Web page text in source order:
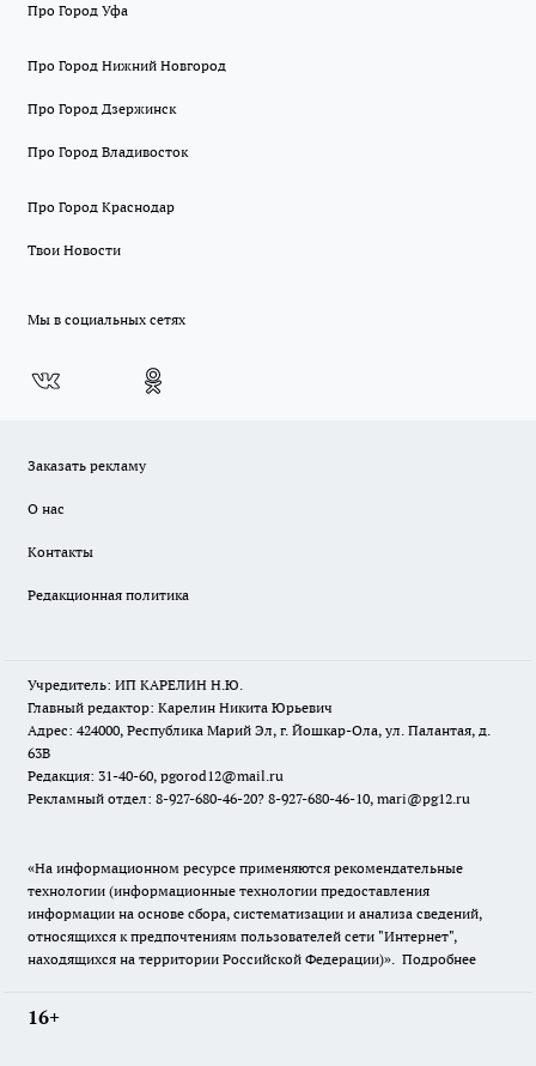
Про Город Уфа
Про Город Нижний Новгород
Про Город Дзержинск
Про Город Владивосток
Про Город Краснодар
Твои Новости
Мы в социальных сетях
Заказать рекламу
О нас
Контакты
Редакционная политика
Учредитель: ИП КАРЕЛИН Н.Ю.
Главный редактор: Карелин Никита Юрьевич
Адрес: 424000, Республика Марий Эл, г. Йошкар-Ола, ул. Палантая, д.
63В
Редакция: 31-40-60, pgorod12@mail.ru
Рекламный отдел: 8-927-680-46-20? 8-927-680-46-10, mari@pg12.ru
«На информационном ресурсе применяются рекомендательные
технологии (информационные технологии предоставления
информации на основе сбора, систематизации и анализа сведений,
относящихся к предпочтениям пользователей сети "Интернет",
находящихся на территории Российской Федерации)». Подробнее
16+